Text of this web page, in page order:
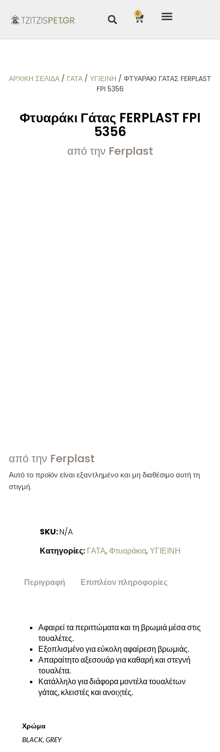
0
ΑΡΧΙΚΉ ΣΕΛΊΔΑ / ΓΑΤΑ / ΥΓΙΕΙΝΗ / ΦΤΥΑΡΆΚΙ ΓΆΤΑΣ FERPLAST
FPI 5356
Φτυαράκι Γάτας FERPLAST FPI
5356
από την Ferplast
από την Ferplast
Αυτό το προϊόν είναι εξαντλημένο και μη διαθέσιμο αυτή τη
στιγμή.
SKU:N/A
Κατηγορίες: ΓΑΤΑ, Φτυαράκια,ΥΓΙΕΙΝΗ
Περιγραφή Επιπλέον πληροφορίες
Αφαιρεί τα περιττώματα και τη βρωμιά μέσα στις
τουαλέτες.
Εξοπλισμένο για εύκολη αφαίρεση βρωμιάς.
Απαραίτητο αξεσουάρ για καθαρή και στεγνή
τουαλέτα.
Κατάλληλο για διάφορα μοντέλα τουαλέτων
γάτας, κλειστές και ανοιχτές.
Χρώμα
BLACK, GREY